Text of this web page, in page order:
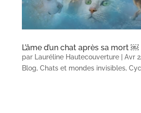
L’âme d’un chat après sa mort ￼
par Lauréline Hautecouverture| Avr
Blog, Chats et mondes invisibles,